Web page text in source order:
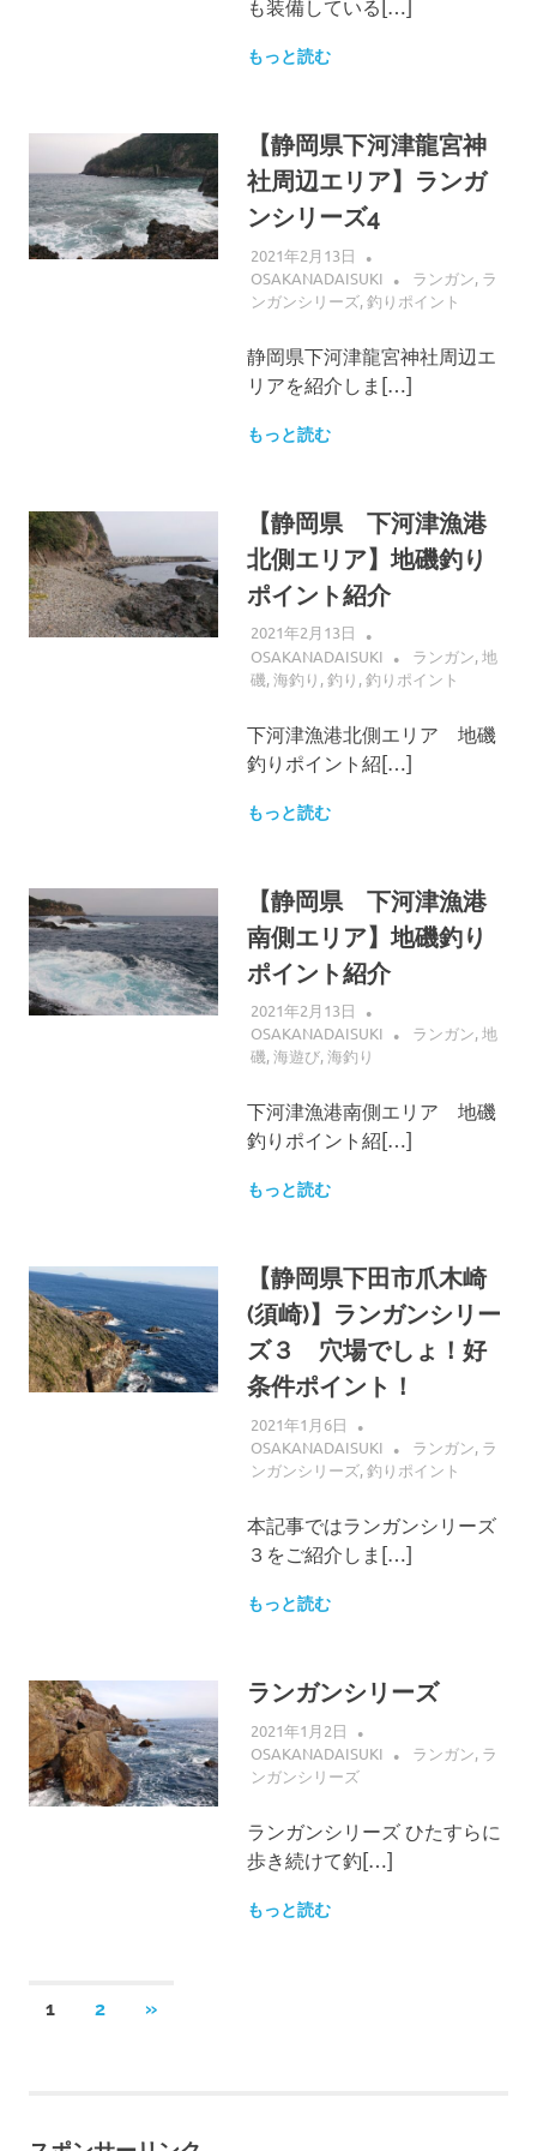
も装備している[…]
もっと読む
【静岡県下河津龍宮神
社周辺エリア】ランガ
ンシリーズ4
2021年2月13日
OSAKANADAISUKI
ランガン, ラ
ンガンシリーズ,釣りポイント
静岡県下河津龍宮神社周辺エ
リアを紹介しま[…]
もっと読む
【静岡県 下河津漁港
北側エリア】地磯釣り
ポイント紹介
2021年2月13日
OSAKANADAISUKI
ランガン,地
磯,海釣り ,釣り ,釣りポイント
下河津漁港北側エリア 地磯
釣りポイント紹[…]
もっと読む
【静岡県 下河津漁港
南側エリア】地磯釣り
ポイント紹介
2021年2月13日
OSAKANADAISUKI
ランガン,地
磯,海遊び,海釣り
下河津漁港南側エリア 地磯
釣りポイント紹[…]
もっと読む
【静岡県下田市爪木崎
(須崎)】ランガンシリー
ズ３ 穴場でしょ！好
条件ポイント！
2021年1月6日
OSAKANADAISUKI
ランガン, ラ
ンガンシリーズ,釣りポイント
本記事ではランガンシリーズ
３をご紹介しま[…]
もっと読む
ランガンシリーズ
2021年1月2日
OSAKANADAISUKI
ランガン, ラ
ンガンシリーズ
ランガンシリーズ ひたすらに
歩き続けて釣[…]
もっと読む
投
1 2
次
»